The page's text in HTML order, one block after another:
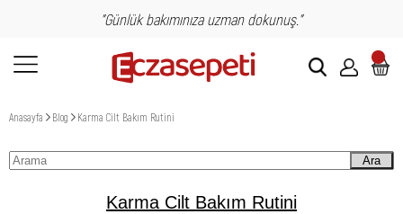
"Günlük bakımınıza uzman dokunuş."
Anasayfa Blog Karma Cilt Bakım Rutini
Ara
Karma Cilt Bakım Rutini